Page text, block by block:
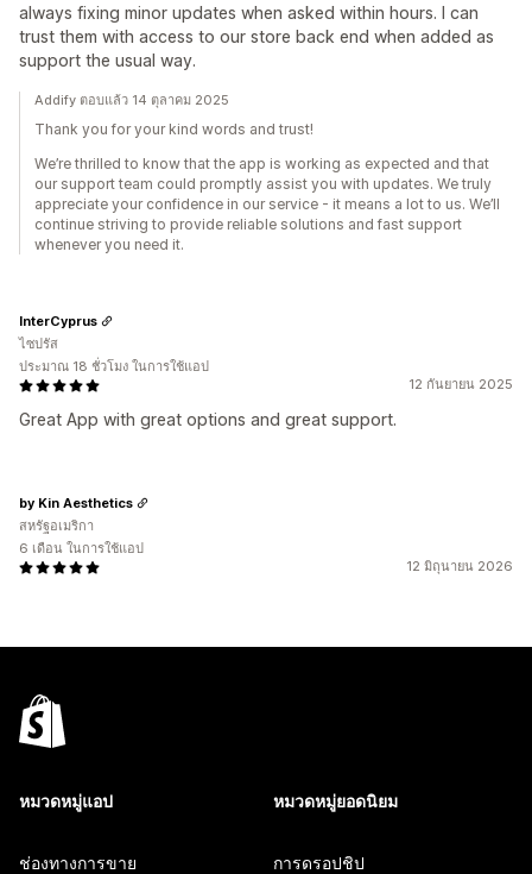
always fixing minor updates when asked within hours. I can
trust them with access to our store back end when added as
support the usual way.
Addify ตอบแล้ว 14 ตุลาคม 2025
Thank you for your kind words and trust!
We’re thrilled to know that the app is working as expected and that
our support team could promptly assist you with updates. We truly
appreciate your confidence in our service - it means a lot to us. We’ll
continue striving to provide reliable solutions and fast support
whenever you need it.
12 กันยายน 2025
Great App with great options and great support.
InterCyprus
ไซปรัส
ประมาณ 18 ชั่วโมง ในการใช้แอป
12 มิถุนายน 2026
by Kin Aesthetics
สหรัฐอเมริกา
6 เดือน ในการใช้แอป
หมวดหมู่แอป
ช่องทางการขาย
หมวดหมู่ยอดนิยม
การดรอปชิป